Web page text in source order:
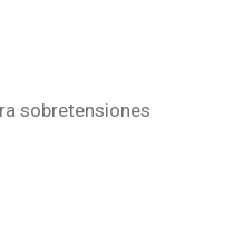
sobretensiones